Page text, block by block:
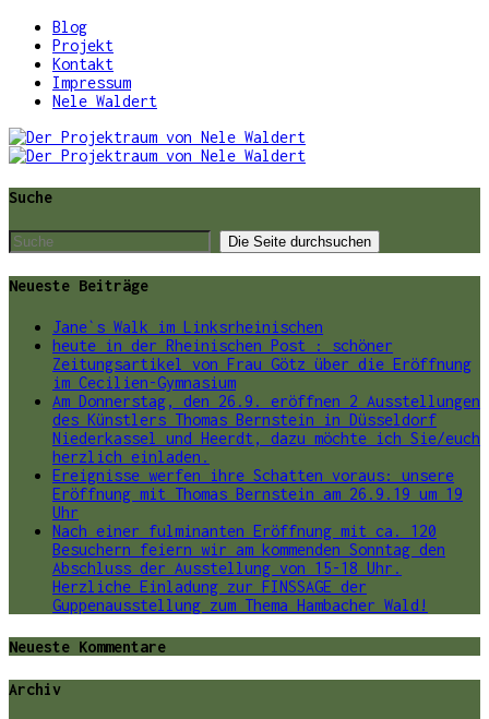
Blog
Projekt
Kontakt
Impressum
Nele Waldert
Suche
Neueste Beiträge
Jane`s Walk im Linksrheinischen
heute in der Rheinischen Post : schöner
Zeitungsartikel von Frau Götz über die Eröffnung
im Cecilien-Gymnasium
Am Donnerstag, den 26.9. eröffnen 2 Ausstellungen
des Künstlers Thomas Bernstein in Düsseldorf
Niederkassel und Heerdt, dazu möchte ich Sie/euch
herzlich einladen.
Ereignisse werfen ihre Schatten voraus: unsere
Eröffnung mit Thomas Bernstein am 26.9.19 um 19
Uhr
Nach einer fulminanten Eröffnung mit ca. 120
Besuchern feiern wir am kommenden Sonntag den
Abschluss der Ausstellung von 15-18 Uhr.
Herzliche Einladung zur FINSSAGE der
Guppenausstellung zum Thema Hambacher Wald!
Neueste Kommentare
Archiv